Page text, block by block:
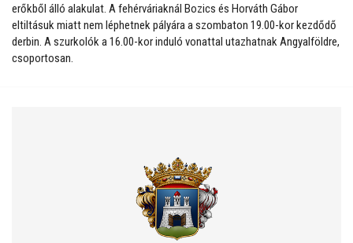
erőkből álló alakulat. A fehérváriaknál Bozics és Horváth Gábor
eltiltásuk miatt nem léphetnek pályára a szombaton 19.00-kor kezdődő
derbin. A szurkolók a 16.00-kor induló vonattal utazhatnak Angyalföldre,
csoportosan.